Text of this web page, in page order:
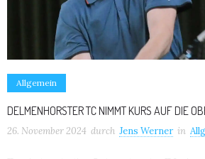
Allgemein
DELMENHORSTER TC NIMMT KURS AUF DIE
26. November 2024 durch Jens Werner in